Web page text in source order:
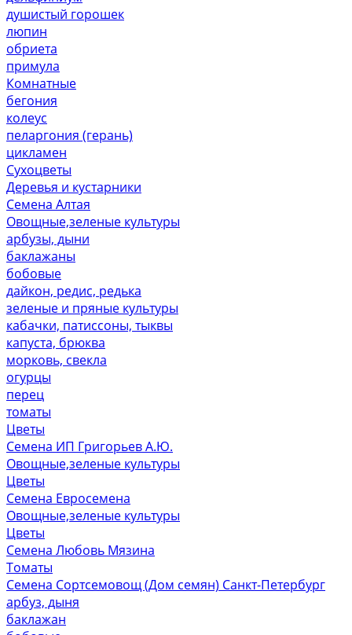
душистый горошек
люпин
обриета
примула
Комнатные
бегония
колеус
пеларгония (герань)
цикламен
Сухоцветы
Деревья и кустарники
Семена Алтая
Овощные,зеленые культуры
арбузы, дыни
баклажаны
бобовые
дайкон, редис, редька
зеленые и пряные культуры
кабачки, патиссоны, тыквы
капуста, брюква
морковь, свекла
огурцы
перец
томаты
Цветы
Семена ИП Григорьев А.Ю.
Овощные,зеленые культуры
Цветы
Семена Евросемена
Овощные,зеленые культуры
Цветы
Семена Любовь Мязина
Томаты
Семена Сортсемовощ (Дом семян) Санкт-Петербург
арбуз, дыня
баклажан